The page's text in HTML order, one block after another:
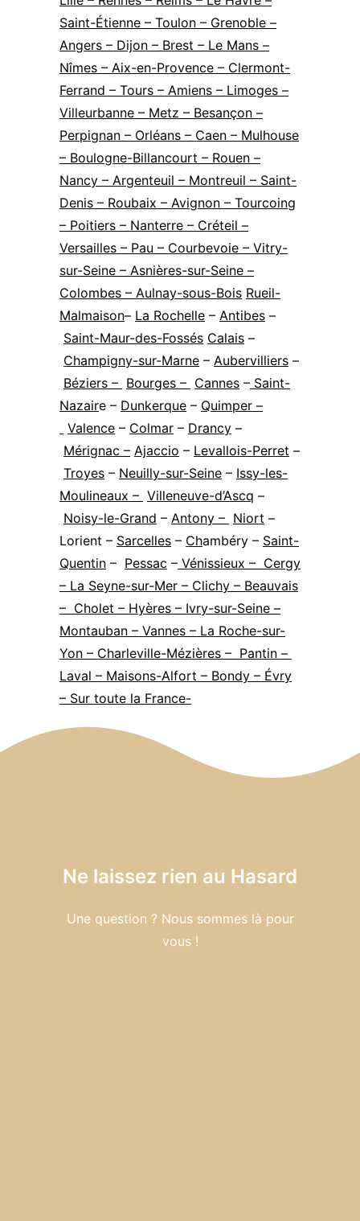
Saint-Étienne – Toulon – Grenoble –
Angers – Dijon – Brest – Le Mans –
Nîmes – Aix-en-Provence – Clermont-
Ferrand – Tours – Amiens – Limoges –
Villeurbanne – Metz – Besançon –
Perpignan – Orléans – Caen – Mulhouse
– Boulogne-Billancourt – Rouen –
Nancy – Argenteuil – Montreuil – Saint-
Denis – Roubaix – Avignon – Tourcoing
– Poitiers – Nanterre – Créteil –
Versailles – Pau – Courbevoie – Vitry-
sur-Seine – Asnières-sur-Seine –
Colombes – Aulnay-sous-Bois Rueil-
Malmaison– La Rochelle – Antibes –
Saint-Maur-des-Fossés Calais –
Champigny-sur-Marne – Aubervilliers –
Béziers – Bourges – Cannes – Saint-
Nazaire – Dunkerque – Quimper –
Valence – Colmar – Drancy –
Mérignac – Ajaccio – Levallois-Perret –
Troyes – Neuilly-sur-Seine – Issy-les-
Moulineaux – Villeneuve-d’Ascq –
Noisy-le-Grand – Antony – Niort –
Lorient – Sarcelles – Chambéry – Saint-
Quentin – Pessac – Vénissieux – Cergy
– La Seyne-sur-Mer – Clichy – Beauvais
– Cholet – Hyères – Ivry-sur-Seine –
Montauban – Vannes – La Roche-sur-
Yon – Charleville-Mézières – Pantin –
Laval – Maisons-Alfort – Bondy – Évry
– Sur toute la France-
Ne laissez rien au Hasard
Une question ? Nous sommes là pour
vous !